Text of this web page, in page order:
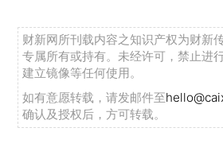
财新网所刊载内容之知识产权为财新
专属所有或持有。未经许可，禁止进
建立镜像等任何使用。
如有意愿转载，请发邮件至
确认及授权后，方可转载。